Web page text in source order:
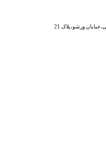
ورشو،پلاک 21